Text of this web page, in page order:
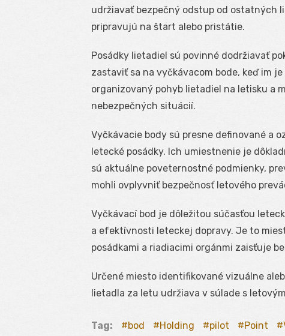
udržiavať bezpečný odstup od ostatných
pripravujú na štart alebo pristátie.
Posádky lietadiel sú povinné dodržiavať
zastaviť sa na vyčkávacom bode, keď im
organizovaný pohyb lietadiel na letisku a
nebezpečných situácií.
Vyčkávacie body sú presne definované a
letecké posádky. Ich umiestnenie je
sú aktuálne poveternostné podmienky,
mohli ovplyvniť bezpečnosť letového
Vyčkávací bod je dôležitou súčasťou
a efektívnosti leteckej dopravy. Je to
posádkami a riadiacimi orgánmi zaisťuje
Určené miesto identifikované vizuálne
lietadla za letu udržiava v súlade s
Tag: bod Holding pilot Point